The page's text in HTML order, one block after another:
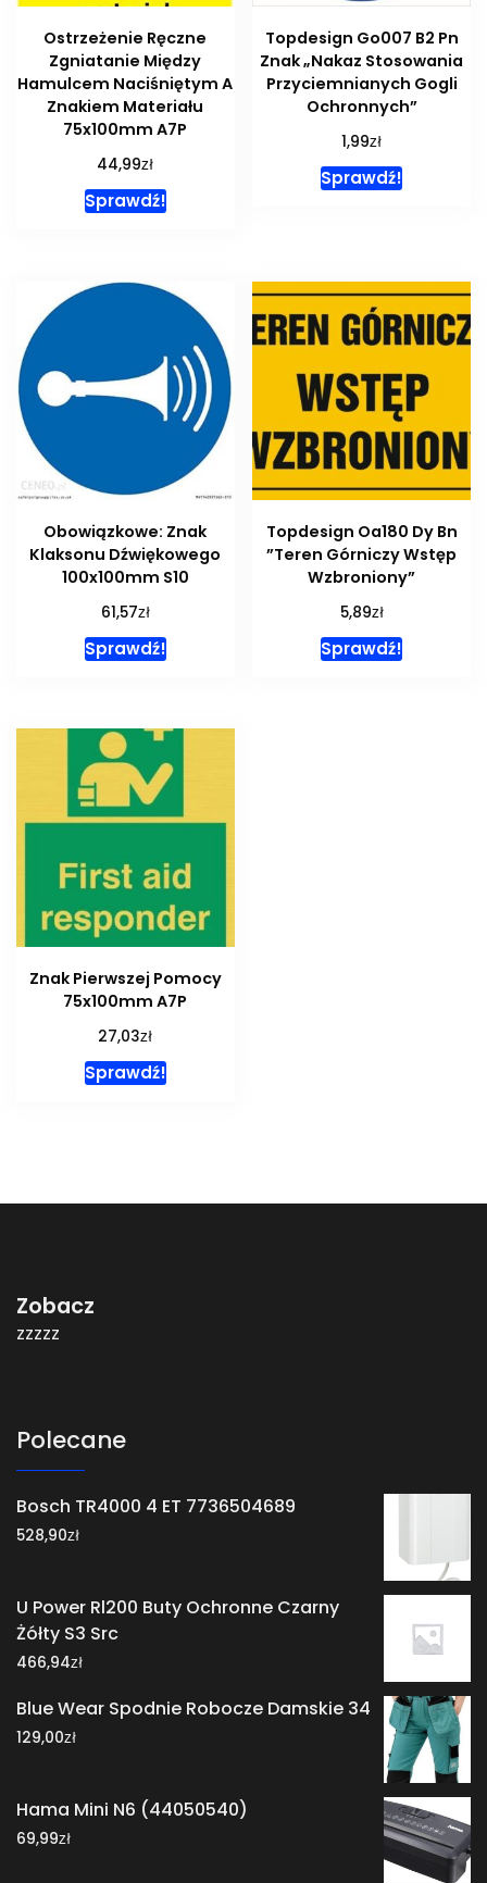
Ostrzeżenie Ręczne
Zgniatanie Między
Hamulcem Naciśniętym A
Znakiem Materiału
75x100mm A7P
44,99zł
Sprawdź!
Topdesign Go007 B2 Pn
Znak „Nakaz Stosowania
Przyciemnianych Gogli
Ochronnych”
1,99zł
Sprawdź!
Obowiązkowe: Znak
Klaksonu Dźwiękowego
100x100mm S10
61,57zł
Sprawdź!
Topdesign Oa180 Dy Bn
”Teren Górniczy Wstęp
Wzbroniony”
5,89zł
Sprawdź!
Znak Pierwszej Pomocy
75x100mm A7P
27,03zł
Sprawdź!
Zobacz
zzzzz
Polecane
Bosch TR4000 4 ET 7736504689
528,90zł
U Power Rl200 Buty Ochronne Czarny
Żółty S3 Src
466,94zł
Blue Wear Spodnie Robocze Damskie 34
129,00zł
Hama Mini N6 (44050540)
69,99zł